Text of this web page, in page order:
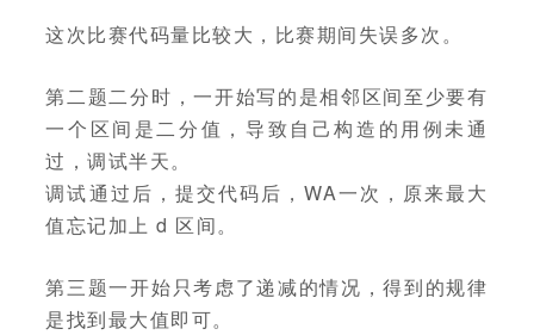
这次比赛代码量比较大，比赛期间失误多次。
第二题二分时，一开始写的是相邻区间至少要有
一个区间是二分值，导致自己构造的用例未通
过，调试半天。
调试通过后，提交代码后，WA一次，原来最大
值忘记加上 d 区间。
第三题一开始只考虑了递减的情况，得到的规律
是找到最大值即可。